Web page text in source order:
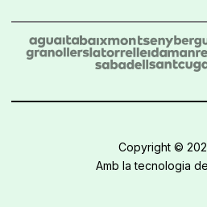
Copyright ©
Amb la tecnologia de